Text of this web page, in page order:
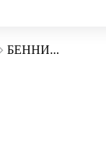
БЕННИ...